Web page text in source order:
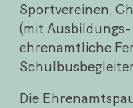
Sportvereinen,
(mit
ehrenamtliche
Die